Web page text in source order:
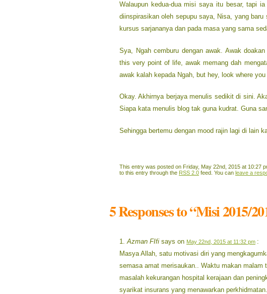
Walaupun kedua-dua misi saya itu besar, tapi
diinspirasikan oleh sepupu saya, Nisa, yang
kursus sarjananya dan pada masa yang sama
Sya, Ngah cemburu dengan awak. Awak
this very point of life, awak memang dah
awak kalah kepada Ngah, but hey, look where
Okay. Akhirnya berjaya menulis sedikit di sini.
Siapa kata menulis blog tak guna kudrat. Guna
Sehingga bertemu dengan mood rajin lagi di lain
This entry was posted on Friday, May 22nd, 2015 at 10:27
to this entry through the RSS 2.0 feed. You can leave a
5 Responses to “Misi 2015/
Azman FIfi says on May 22nd, 2015 at 11:32 pm :
Masya Allah, satu motivasi diri yang
semasa amat merisaukan.. Waktu makan malam
masalah kekurangan hospital kerajaan dan
syarikat insurans yang menawarkan